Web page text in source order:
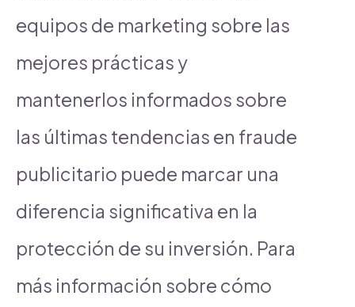
equipos de marketing sobre las
mejores prácticas y
mantenerlos informados sobre
las últimas tendencias en fraude
publicitario puede marcar una
diferencia significativa en la
protección de su inversión. Para
más información sobre cómo